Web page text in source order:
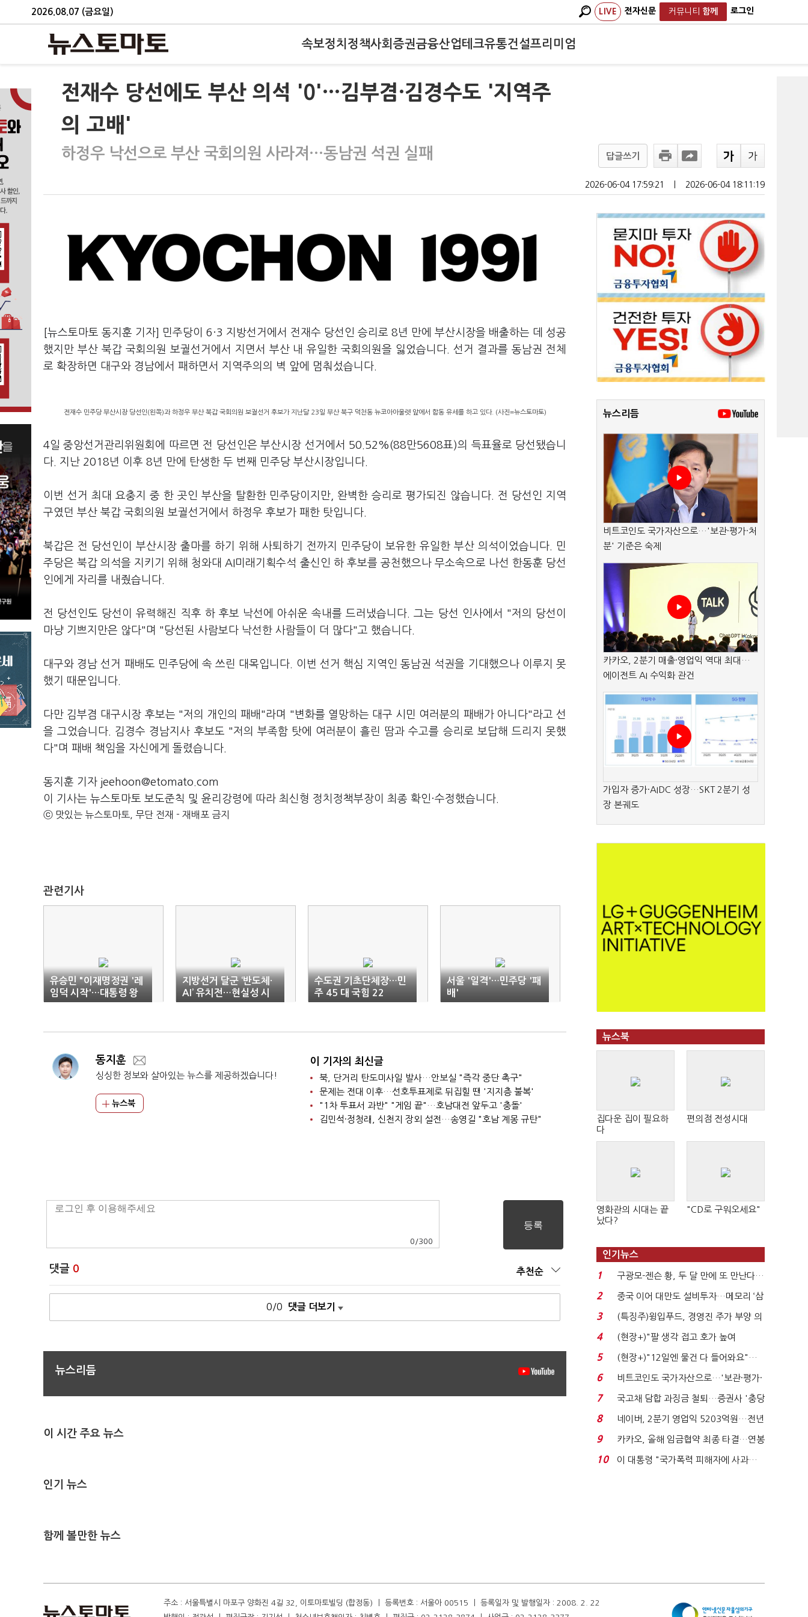
2026.08.07 (금요일) LIVE 전자신문 커뮤니티 함께 로그인
속보정치 정책사회 증권금융산업테크유통건설프리미엄
전재수 당선에도 부산 의석 '0'…김부겸·김경수도 '지역주
의 고배'
하정우 낙선으로 부산 국회의원 사라져…동남권 석권 실패 답글쓰기
2026-06-04 17:59:21 2026-06-04 18:11:19
[뉴스토마토 동지훈 기자] 민주당이 6·3 지방선거에서 전재수 당선인 승리로 8년 만에 부산시장을 배출하는 데 성공
했지만 부산 북갑 국회의원 보궐선거에서 지면서 부산 내 유일한 국회의원을 잃었습니다. 선거 결과를 동남권 전체
로 확장하면 대구와 경남에서 패하면서 지역주의의 벽 앞에 멈춰섰습니다.
전재수 민주당 부산시장 당선인(왼쪽)과 하정우 부산 북갑 국회의원 보궐선거 후보가 지난달 23일 부산 북구 덕천동 뉴코아아울렛 앞에서 합동 유세를 하고 있다. (사진=뉴스토마토)
4일 중앙선거관리위원회에 따르면 전 당선인은 부산시장 선거에서 50.52%(88만5608표)의 득표율로 당선됐습니
다. 지난 2018년 이후 8년 만에 탄생한 두 번째 민주당 부산시장입니다.
이번 선거 최대 요충지 중 한 곳인 부산을 탈환한 민주당이지만, 완벽한 승리로 평가되진 않습니다. 전 당선인 지역
구였던 부산 북갑 국회의원 보궐선거에서 하정우 후보가 패한 탓입니다.
북갑은 전 당선인이 부산시장 출마를 하기 위해 사퇴하기 전까지 민주당이 보유한 유일한 부산 의석이었습니다. 민
주당은 북갑 의석을 지키기 위해 청와대 AI미래기획수석 출신인 하 후보를 공천했으나 무소속으로 나선 한동훈 당선
인에게 자리를 내줬습니다.
전 당선인도 당선이 유력해진 직후 하 후보 낙선에 아쉬운 속내를 드러냈습니다. 그는 당선 인사에서 "저의 당선이
마냥 기쁘지만은 않다"며 "당선된 사람보다 낙선한 사람들이 더 많다"고 했습니다.
대구와 경남 선거 패배도 민주당에 속 쓰린 대목입니다. 이번 선거 핵심 지역인 동남권 석권을 기대했으나 이루지 못
했기 때문입니다.
다만 김부겸 대구시장 후보는 "저의 개인의 패배"라며 "변화를 열망하는 대구 시민 여러분의 패배가 아니다"라고 선
을 그었습니다. 김경수 경남지사 후보도 "저의 부족함 탓에 여러분이 흘린 땀과 수고를 승리로 보답해 드리지 못했
다"며 패배 책임을 자신에게 돌렸습니다.
동지훈 기자 jeehoon@etomato.com
이 기사는 뉴스토마토 보도준칙 및 윤리강령에 따라 최신형 정치정책부장이 최종 확인·수정했습니다.
ⓒ 맛있는 뉴스토마토, 무단 전재 - 재배포 금지
관련기사
유승민 "이재명정권 '레
임덕 시작'…대통령 왕
아냐"
지방선거 달군 ‘반도체·
AI’ 유치전…현실성 시
험대
수도권 기초단체장…민
주 45 대 국힘 22
서울 '일격'…민주당 '패
배'
동지훈
싱싱한 정보와 살아있는 뉴스를 제공하겠습니다!
뉴스북
이 기자의 최신글
북, 단거리 탄도미사일 발사…안보실 "즉각 중단 촉구"
문제는 전대 이후…선호투표제로 뒤집힐 땐 '지지층 불복'
"1차 투표서 과반" "게임 끝"…호남대전 앞두고 '충돌'
김민석·정청래, 신천지 장외 설전…송영길 "호남 계몽 규탄"
0 /300
댓글 0 추천순
0/0 댓글 더보기
뉴스리듬
이 시간 주요 뉴스
인기 뉴스
함께 볼만한 뉴스
뉴스리듬
비트코인도 국가자산으로…'보관·평가·처
분' 기준은 숙제
카카오, 2분기 매출·영업익 역대 최대…
에이전트 AI 수익화 관건
가입자 증가·AIDC 성장…SKT 2분기 성
장 본궤도
뉴스북
집다운 집이 필요하
다
편의점 전성시대
영화관의 시대는 끝
났다?
"CD로 구워오세요"
인기뉴스
1
구광모-젠슨 황, 두 달 만에 또 만난다…
로봇·AI 등 논...
2
중국 이어 대만도 설비투자…메모리 ‘삼
국전쟁’
3
(특징주)윙입푸드, 경영진 주가 부양 의
지에 상한가...
4
(현장+)"팔 생각 접고 호가 높여
요"…'덜 똘똘한 한 채' 20...
5
(현장+)"12일엔 물건 다 들어와요"…
빈 매대 채우며 문 연 ...
6
비트코인도 국가자산으로…'보관·평가·
처분' 기준은 ...
7
국고채 담합 과징금 철퇴…증권사 '충당
금 폭탄' 우려...
8
네이버, 2분기 영업익 5203억원…전년
비 0.2% 감소...
9
카카오, 올해 임금협약 최종 타결…연봉
6.3% 인상·격려...
10
이 대통령 "국가폭력 피해자에 사과…
주소 : 서울특별시 마포구 양화진 4길 32, 이토마토빌딩 (합정동) ㅣ 등록번호 : 서울아 00515 ㅣ 등록일자 및 발행일자 : 2008. 2. 22